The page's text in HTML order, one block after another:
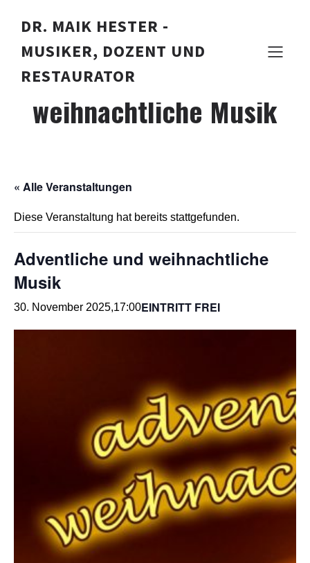
DR. MAIK HESTER -
MUSIKER, DOZENT UND
RESTAURATOR
Adventliche und
weihnachtliche Musik
« Alle Veranstaltungen
Diese Veranstaltung hat bereits stattgefunden.
Adventliche und weihnachtliche
Musik
30. November 2025,17:00EINTRITT FREI